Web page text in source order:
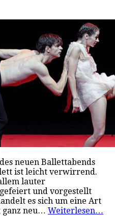
neuen Ballettabends
ist leicht verwirrend.
lauter
und vorgestellt
es sich um eine Art
ganz neu… Weiterlesen…